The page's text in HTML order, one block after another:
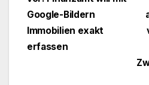
Google-Bildern
Immobilien exakt
erfassen